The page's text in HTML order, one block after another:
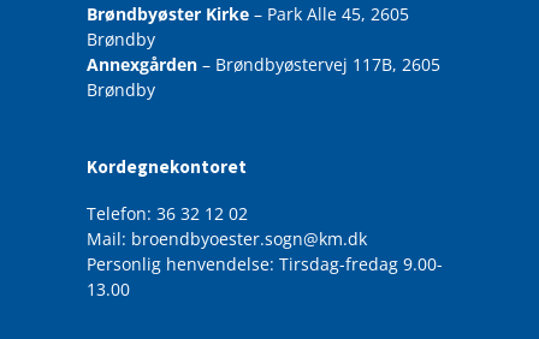
Brøndbyøster Kirke – Park Alle 45, 2605
Brøndby
Annexgården – Brøndbyøstervej 117B, 2605
Brøndby
Kordegnekontoret
Telefon: 36 32 12 02
Mail: broendbyoester.sogn@km.dk
Personlig henvendelse: Tirsdag-fredag 9.00-
13.00